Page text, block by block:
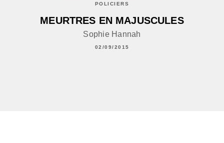
POLICIERS
MEURTRES EN MAJUSCULES
Sophie Hannah
02/09/2015